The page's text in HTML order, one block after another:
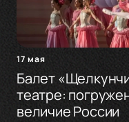
17 мая
Балет
театре:
величие России